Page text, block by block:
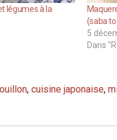
légumes à la
(saba
5
Dans
, cuisine japonaise,